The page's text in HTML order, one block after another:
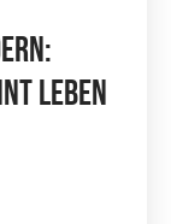
Leben